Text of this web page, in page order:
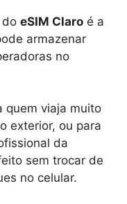
do eSIM Claro é a
armazenar
no
quem viaja muito
exterior, ou para
da
sem trocar de
no celular.